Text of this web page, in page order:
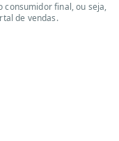
consumidor final, ou seja,
de vendas.